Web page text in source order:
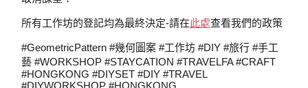
所有工作坊的登記均為最終決定-請在此處查看我們的政策
#GeometricPattern #幾何圖案 #工作坊 #DIY #旅行 #手工
藝 #WORKSHOP #STAYCATION #TRAVELFA #CRAFT
#HONGKONG #DIYSET #DIY #TRAVEL
#DIYWORKSHOP #HONGKONG